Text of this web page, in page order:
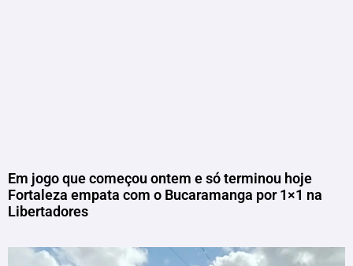
Em jogo que começou ontem e só terminou hoje
Fortaleza empata com o Bucaramanga por 1×1 na
Libertadores